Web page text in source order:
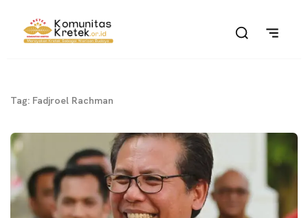
Tag: Fadjroel Rachman